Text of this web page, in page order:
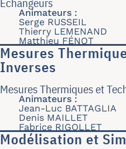
Animateurs :
Serge RUSSEIL
Thierry LEMENAND
Matthieu FÉNOT
Mesures
Inverses
Mesures Thermiques et
Animateurs :
Jean-Luc BATTAGLIA
Denis MAILLET
Fabrice RIGOLLET
Modélisation et